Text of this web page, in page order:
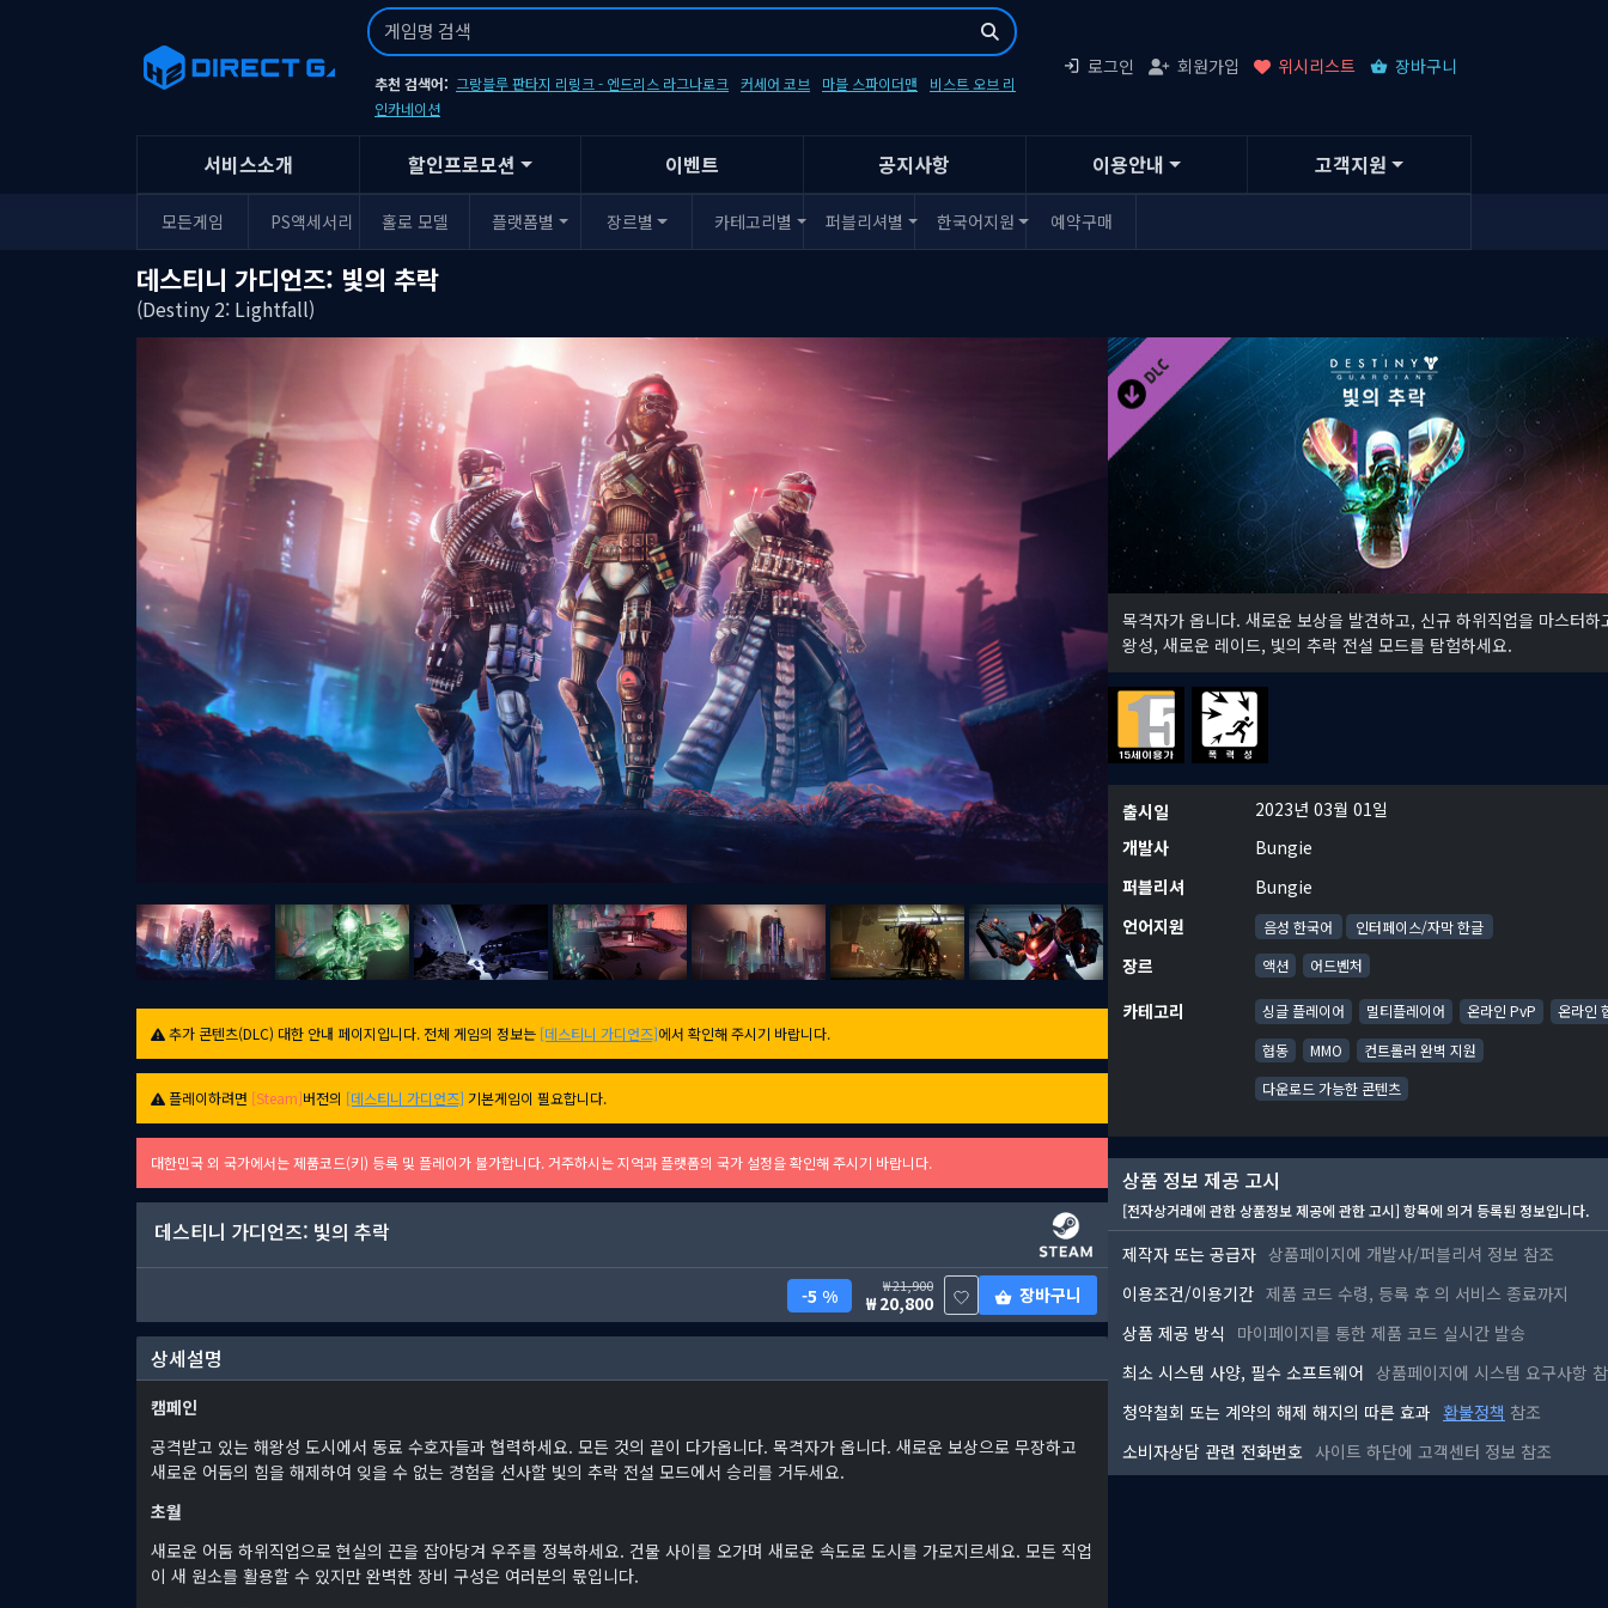
추천 검색어: 그랑블루 판타지 리링크 - 엔드리스 라그나로크 커세어 코브 마블 스파이더맨
비스트 오브 리
인카네이션
로그인 회원가입 위시리스트 장바구니
서비스소개 할인프로모션 이벤트 공지사항 이용안내 고객지원
모든게임 PS액세서리 홀로 모델 플랫폼별 장르별 카테고리별 퍼블리셔별 한국어지원 예약구매
데스티니 가디언즈: 빛의 추락
(Destiny 2: Lightfall)
추가 콘텐츠(DLC) 대한 안내 페이지입니다. 전체 게임의 정보는 [데스티니 가디언즈]에서 확인해 주시기 바랍니다.
플레이하려면 [Steam]버전의 [데스티니 가디언즈] 기본게임이 필요합니다.
대한민국 외 국가에서는 제품코드(키) 등록 및 플레이가 불가합니다. 거주하시는 지역과 플랫폼의 국가 설정을 확인해 주시기 바랍니다.
데스티니 가디언즈: 빛의 추락
5 % 21,900
20,800 장바구니
상세설명
캠페인
공격받고 있는 해왕성 도시에서 동료 수호자들과 협력하세요. 모든 것의 끝이 다가옵니다. 목격자가 옵니다. 새로운 보상으로 무장하고
새로운 어둠의 힘을 해제하여 잊을 수 없는 경험을 선사할 빛의 추락 전설 모드에서 승리를 거두세요.
초월
새로운 어둠 하위직업으로 현실의 끈을 잡아당겨 우주를 정복하세요. 건물 사이를 오가며 새로운 속도로 도시를 가로지르세요. 모든 직업
이 새 원소를 활용할 수 있지만 완벽한 장비 구성은 여러분의 몫입니다.
목격자가 옵니다. 새로운 보상을 발견하고, 신규 하위직업을 마스터하
왕성, 새로운 레이드, 빛의 추락 전설 모드를 탐험하세요.
출시일
2023년 03월 01일
개발사
Bungie
퍼블리셔
Bungie
언어지원
음성 한국어 인터페이스/자막 한글
장르 액션 어드벤처
카테고리 싱글 플레이어 멀티플레이어 온라인 PvP
온라인
협동
MMO
컨트롤러 완벽 지원
다운로드 가능한 콘텐츠
상품 정보 제공 고시
[전자상거래에 관한 상품정보 제공에 관한 고시] 항목에 의거 등록된 정보입니다.
제작자 또는 공급자 상품페이지에 개발사/퍼블리셔 정보 참조
이용조건/이용기간 제품 코드 수령, 등록 후 의 서비스 종료까지
상품 제공 방식
마이페이지를 통한 제품 코드 실시간 발송
최소 시스템 사양, 필수 소프트웨어 상품페이지에 시스템 요구사항
청약철회 또는 계약의 해제 해지의 따른 효과 환불정책 참조
소비자상담 관련 전화번호 사이트 하단에 고객센터 정보 참조